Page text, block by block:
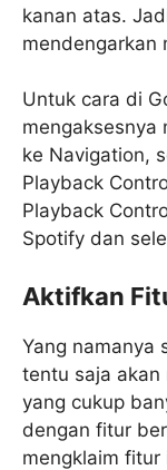
kanan atas.
mendengarkan
Untuk cara di
mengaksesnya
ke Navigation,
Playback
Playback
Spotify dan
Aktifkan
Yang namanya
tentu saja
yang cukup
dengan fitur
mengklaim